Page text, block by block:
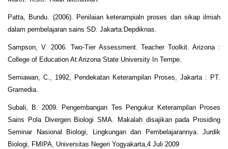
Patta, Bundu. (2006). Penilaian keterampialn proses dan sikap ilmiah
dalam pembelajaran sains SD. Jakarta:Depdiknas.
Sampson, V. 2006. Two-Tier Assessment. Teacher Toolkit. Arizona :
College of Education At Arizona State University In Tempe.
Semiawan, C., 1992, Pendekatan Keterampilan Proses, Jakarta : PT.
Gramedia.
Subali, B. 2009. Pengembangan Tes Pengukur Keterampilan Proses
Sains Pola Divergen Biologi SMA. Makalah disajikan pada Prosiding
Seminar Nasional Biologi, Lingkungan dan Pembelajarannya. Jurdik
Biologi, FMIPA, Universitas Negeri Yogyakarta,4 Juli 2009